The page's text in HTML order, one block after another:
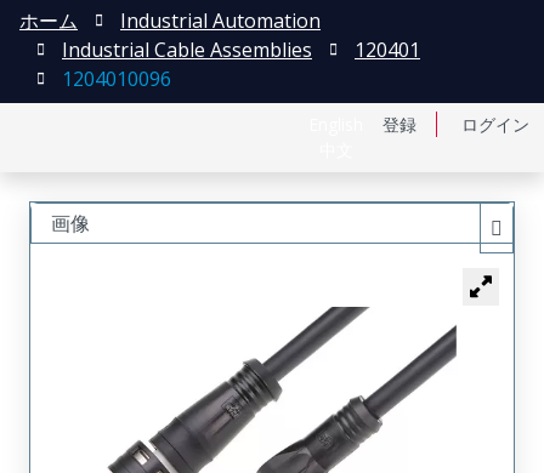
登録 ログイン
ホーム
Industrial Automation
Industrial Cable Assemblies
120401
1204010096
画像